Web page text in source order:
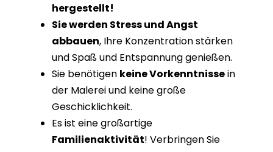
hergestellt!
Sie werden Stress und Angst
abbauen, Ihre Konzentration stärken
und Spaß und Entspannung genießen.
Sie benötigen keine Vorkenntnissein
der Malerei und keine große
Geschicklichkeit.
Es ist eine großartige
Familienaktivität! Verbringen Sie